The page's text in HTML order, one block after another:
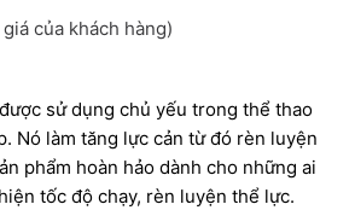
của khách hàng)
sử dụng chủ yếu trong thể thao
Nó làm tăng lực cản từ đó rèn luyện
phẩm hoàn hảo dành cho những ai
tốc độ chạy, rèn luyện thể lực.